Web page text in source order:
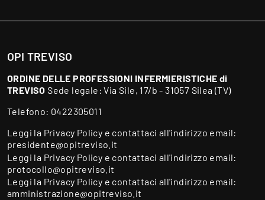
OPI TREVISO
ORDINE DELLE PROFESSIONI INFERMIERISTICHE di
TREVISO Sede legale: Via Sile, 17/b - 31057 Silea (TV)
Telefono: 0422305011
Leggi la Privacy Policy e contattaci all'indirizzo email:
presidente@opitreviso.it
Leggi la Privacy Policy e contattaci all'indirizzo email:
protocollo@opitreviso.it
Leggi la Privacy Policy e contattaci all'indirizzo email:
amministrazione@opitreviso.it